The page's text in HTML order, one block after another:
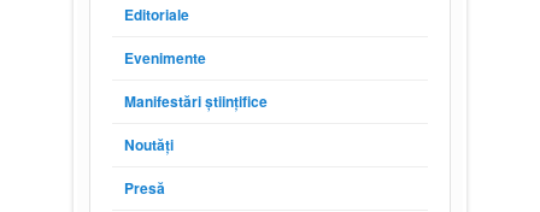
Editoriale
Evenimente
Manifestări științifice
Noutăți
Presă